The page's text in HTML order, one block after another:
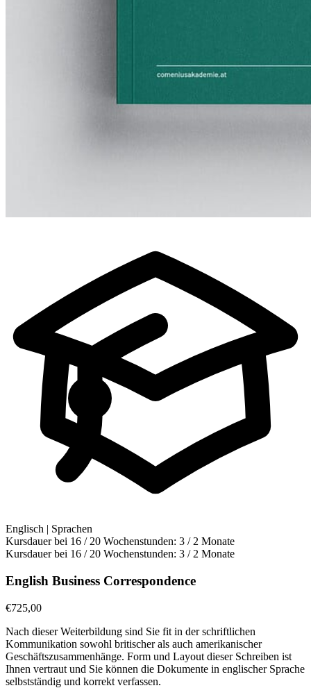
Englisch | Sprachen
Kursdauer bei 16 / 20 Wochenstunden: 3 / 2 Monate
Kursdauer bei 16 / 20 Wochenstunden: 3 / 2 Monate
English Business Correspondence
€725,00
Nach dieser Weiterbildung sind Sie fit in der schriftlichen
Kommunikation sowohl britischer als auch amerikanischer
Geschäftszusammenhänge. Form und Layout dieser Schreiben ist
Ihnen vertraut und Sie können die Dokumente in englischer Sprache
selbstständig und korrekt verfassen.